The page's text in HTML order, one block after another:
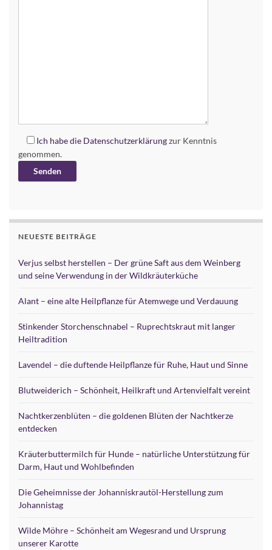
Ich habe die Datenschutzerklärungzur Kenntnis
genommen.
NEUESTE BEITRÄGE
Verjus selbst herstellen – Der grüne Saft aus dem Weinberg
und seine Verwendung in der Wildkräuterküche
Alant – eine alte Heilpflanze für Atemwege und Verdauung
Stinkender Storchenschnabel – Ruprechtskraut mit langer
Heiltradition
Lavendel – die duftende Heilpflanze für Ruhe, Haut und Sinne
Blutweiderich – Schönheit, Heilkraft und Artenvielfalt vereint
Nachtkerzenblüten – die goldenen Blüten der Nachtkerze
entdecken
Kräuterbuttermilch für Hunde – natürliche Unterstützung für
Darm, Haut und Wohlbefinden
Die Geheimnisse der Johanniskrautöl-Herstellung zum
Johannistag
Wilde Möhre – Schönheit am Wegesrand und Ursprung
unserer Karotte